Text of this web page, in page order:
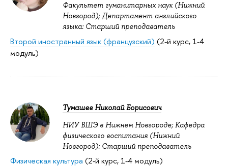
Факультет гуманитарных наук (Нижний
Новгород); Департамент английского
языка: Старший преподаватель
Второй иностранный язык (французский) (2-й курс, 1-4
модуль)
Тумашев Николай Борисович
НИУ ВШЭ в Нижнем Новгороде; Кафедра
физического воспитания (Нижний
Новгород): Старший преподаватель
Физическая культура (2-й курс, 1-4 модуль)